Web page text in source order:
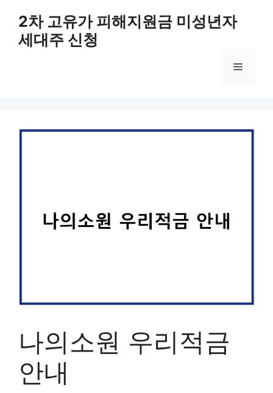
2차 고유가 피해지원금 미성년자
세대주 신청
메
나의소원 우리적금
안내